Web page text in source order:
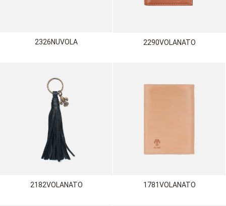
2326NUVOLA 2290VOLANATO
2182VOLANATO 1781VOLANATO